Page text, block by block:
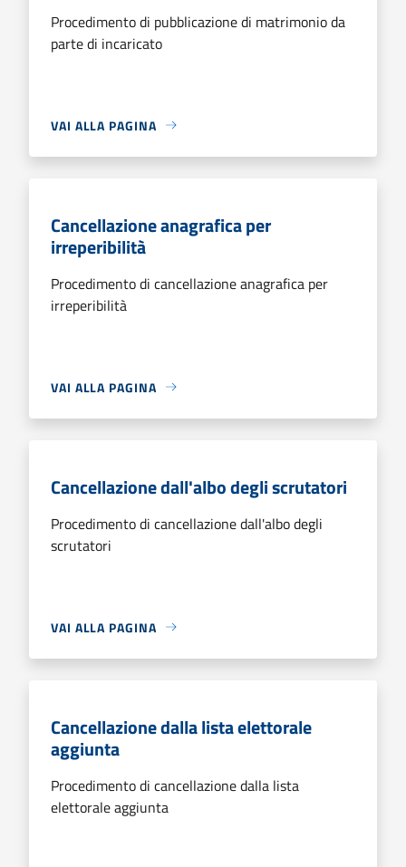
Procedimento di pubblicazione di matrimonio da
parte di incaricato
VAI ALLA PAGINA
Cancellazione anagrafica per
irreperibilità
Procedimento di cancellazione anagrafica per
irreperibilità
VAI ALLA PAGINA
Cancellazione dall'albo degli scrutatori
Procedimento di cancellazione dall'albo degli
scrutatori
VAI ALLA PAGINA
Cancellazione dalla lista elettorale
aggiunta
Procedimento di cancellazione dalla lista
elettorale aggiunta